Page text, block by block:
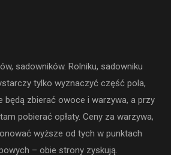
sadowników. Rolniku, sadowniku
tylko wyznaczyć część pola,
będą zbierać owoce i warzywa, a przy
pobierać opłaty. Ceny za warzywa,
wyższe od tych w punktach
– obie strony zyskują.